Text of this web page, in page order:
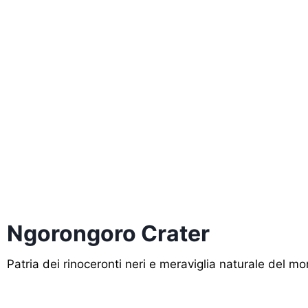
Ngorongoro Crater
Patria dei rinoceronti neri e meraviglia naturale del